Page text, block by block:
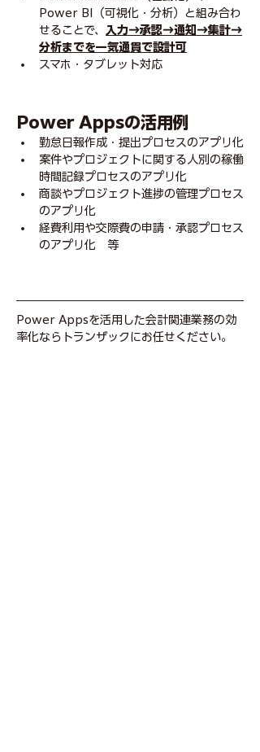
Power BI（可視化・分析）と組み合わ
せることで、 入力→承認→通知→集計→
分析までを一気通貫で設計可
スマホ・タブレット対応
Power Appsの活用例
勤怠日報作成・提出プロセスのアプリ化
案件やプロジェクトに関する人別の稼働
時間記録プロセスのアプリ化
商談やプロジェクト進捗の管理プロセス
のアプリ化
経費利用や交際費の申請・承認プロセス
のアプリ化　等
Power Appsを活用した会計関連業務の効
率化ならトランザックにお任せください。